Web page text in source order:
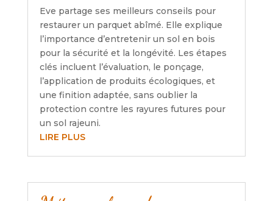
Eve partage ses meilleurs conseils pour
restaurer un parquet abîmé. Elle explique
l’importance d’entretenir un sol en bois
pour la sécurité et la longévité. Les étapes
clés incluent l’évaluation, le ponçage,
l’application de produits écologiques, et
une finition adaptée, sans oublier la
protection contre les rayures futures pour
un sol rajeuni.
LIRE PLUS